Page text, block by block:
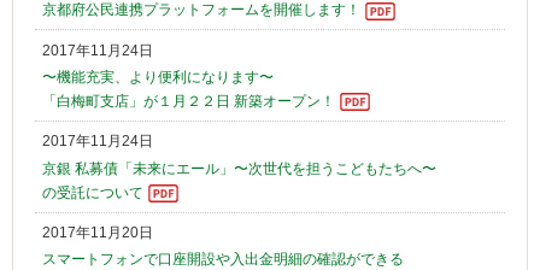
京都府公民連携プラットフォームを開催します！
2017年11月24日
〜機能充実、より便利になります〜
「白梅町支店」が１月２２日 新築オープン！
2017年11月24日
京銀 私募債「未来にエール」〜次世代を担うこどもたちへ〜
の受託について
2017年11月20日
スマートフォンで口座開設や入出金明細の確認ができる